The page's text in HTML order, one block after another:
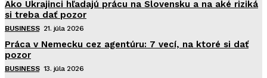
Ako Ukrajinci hľadajú prácu na Slovensku a na aké riziká
si treba dať pozor
BUSINESS 21. júla 2026
Práca v Nemecku cez agentúru: 7 vecí, na ktoré si dať
pozor
BUSINESS 13. júla 2026